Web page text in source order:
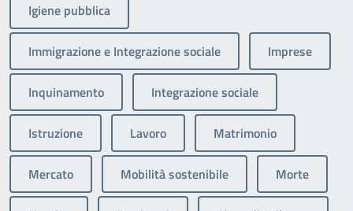
Igiene pubblica
Immigrazione e Integrazione sociale Imprese
Inquinamento Integrazione sociale
Istruzione Lavoro Matrimonio
Mercato Mobilità sostenibile Morte